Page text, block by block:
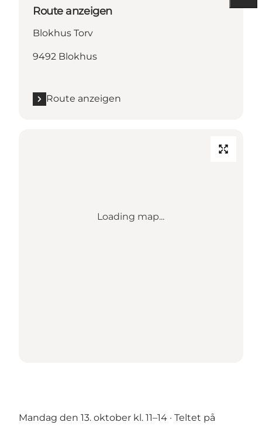
Route anzeigen
Blokhus Torv
9492 Blokhus
Route anzeigen
Loading map...
Mandag den 13. oktober kl. 11–14 · Teltet på